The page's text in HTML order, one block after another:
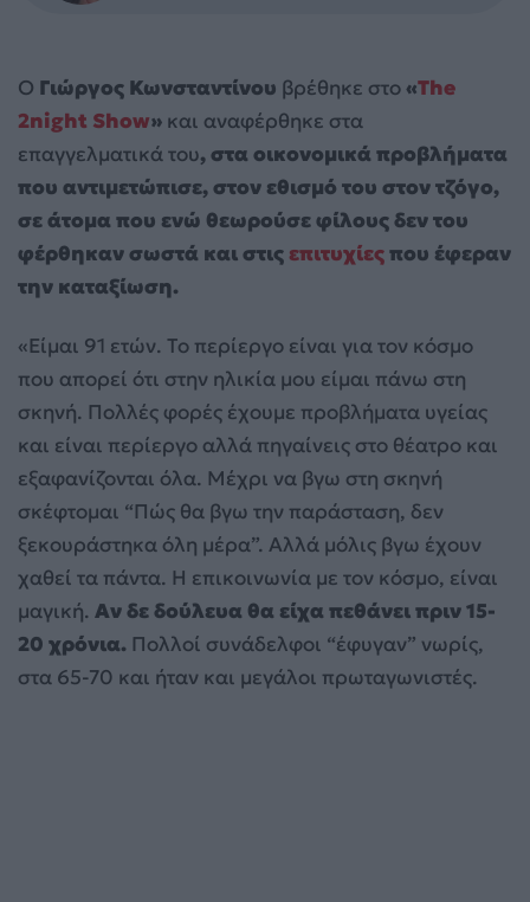
Ο Γιώργος Κωνσταντίνου βρέθηκε στο«The
2night Show» και αναφέρθηκε στα
επαγγελματικά του, στα οικονομικά προβλήματα
που αντιμετώπισε, στον εθισμό του στον τζόγο,
σε άτομα που ενώ θεωρούσε φίλους δεν του
φέρθηκαν σωστά και στις επιτυχίεςπου έφεραν
την καταξίωση.
«Είμαι 91 ετών. Το περίεργο είναι για τον κόσμο
που απορεί ότι στην ηλικία μου είμαι πάνω στη
σκηνή. Πολλές φορές έχουμε προβλήματα υγείας
και είναι περίεργο αλλά πηγαίνεις στο θέατρο και
εξαφανίζονται όλα. Μέχρι να βγω στη σκηνή
σκέφτομαι “Πώς θα βγω την παράσταση, δεν
ξεκουράστηκα όλη μέρα”. Αλλά μόλις βγω έχουν
χαθεί τα πάντα. Η επικοινωνία με τον κόσμο, είναι
μαγική. Αν δε δούλευα θα είχα πεθάνει πριν 15-
20 χρόνια. Πολλοί συνάδελφοι “έφυγαν” νωρίς,
στα 65-70 και ήταν και μεγάλοι πρωταγωνιστές.